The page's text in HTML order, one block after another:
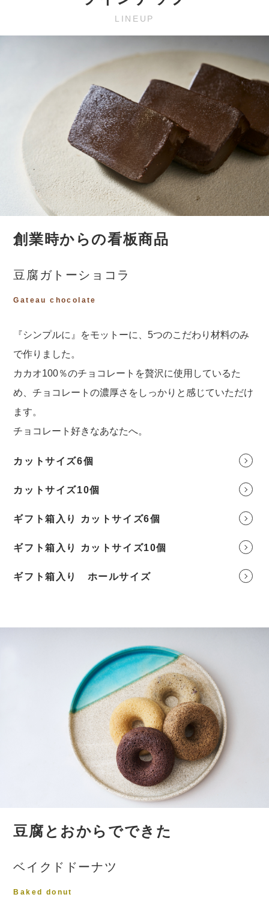
LINEUP
創業時からの看板商品
豆腐ガトーショコラ
Gateau chocolate
『シンプルに』をモットーに、5つのこだわり材料のみ
で作りました。
カカオ100％のチョコレートを贅沢に使用しているた
め、チョコレートの濃厚さをしっかりと感じていただけ
ます。
チョコレート好きなあなたへ。
カットサイズ6個
カットサイズ10個
ギフト箱入り カットサイズ6個
ギフト箱入り カットサイズ10個
ギフト箱入り ホールサイズ
豆腐とおからでできた
ベイクドドーナツ
Baked donut